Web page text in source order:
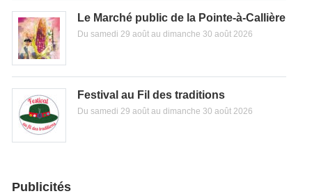
Le Marché public de la Pointe-à-Callière
Du samedi 29 août au dimanche 30 août 2026
Festival au Fil des traditions
Du samedi 29 août au dimanche 30 août 2026
Publicités